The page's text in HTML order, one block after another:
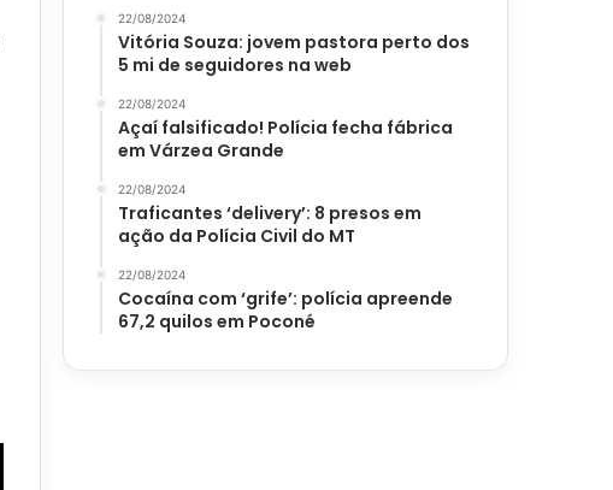
22/08/2024
Vitória Souza: jovem pastora perto dos
5 mi de seguidores na web
22/08/2024
Açaí falsificado! Polícia fecha fábrica
em Várzea Grande
22/08/2024
Traficantes ‘delivery’: 8 presos em
ação da Polícia Civil do MT
22/08/2024
Cocaína com ‘grife’: polícia apreende
67,2 quilos em Poconé